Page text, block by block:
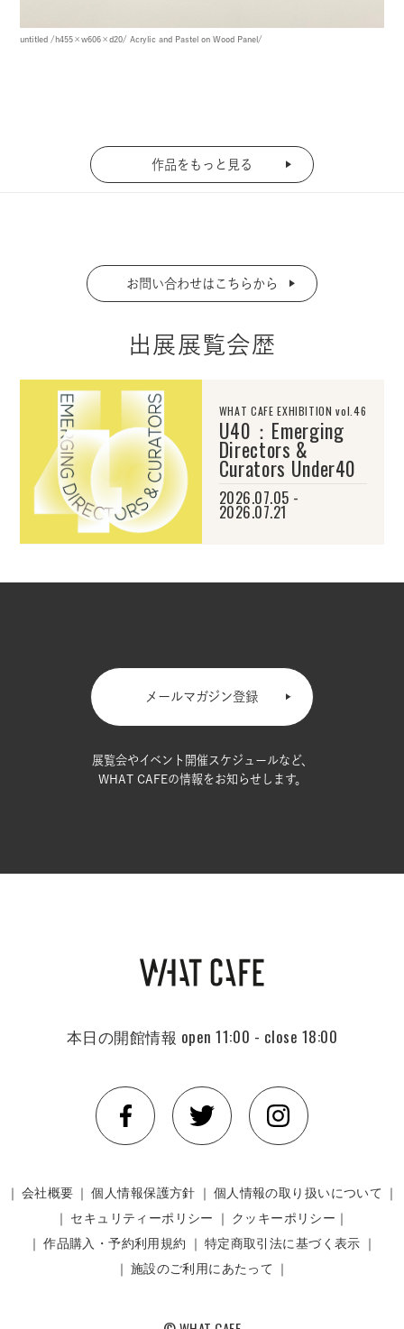
untitled /h455×w606×d20/Acrylic and Pastel on Wood Panel/
作品をもっと見る
お問い合わせはこちらから
出展展覧会歴
WHAT CAFE EXHIBITION vol.46
U40：Emerging
Directors &
Curators Under40
2026.07.05 -
2026.07.21
メールマガジン登録
展覧会やイベント開催スケジュールなど、
WHAT CAFEの情報をお知らせします。
本日の開館情報 open 11:00 - close 18:00
｜ 会社概要 ｜個人情報保護方針 ｜ 個人情報の取り扱いについて ｜
｜ セキュリティーポリシー ｜ クッキーポリシー｜
｜作品購入・予約利用規約 ｜ 特定商取引法に基づく表示 ｜
｜ 施設のご利用にあたって ｜